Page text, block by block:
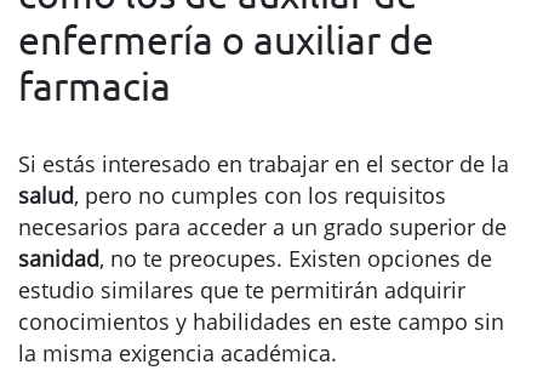
enfermería o auxiliar de
farmacia
Si estás interesado en trabajar en el sector de la
salud, pero no cumples con los requisitos
necesarios para acceder a un grado superior de
sanidad, no te preocupes. Existen opciones de
estudio similares que te permitirán adquirir
conocimientos y habilidades en este campo sin
la misma exigencia académica.